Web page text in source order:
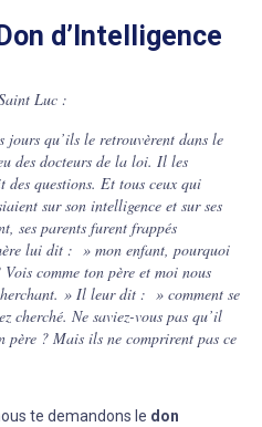
d’Intelligence
Luc :
jours qu’ils le retrouvèrent dans le
des docteurs de la loi. Il les
des questions. Et tous ceux qui
sur son intelligence et sur ses
ses parents furent frappés
lui dit : » mon enfant, pourquoi
comme ton père et moi nous
» Il leur dit : » comment se
cherché. Ne saviez-vous pas qu’il
père ? Mais ils ne comprirent pas ce
te demandons le don